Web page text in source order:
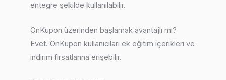
entegre şekilde kullanılabilir.
OnKupon üzerinden başlamak avantajlı mı?
Evet. OnKupon kullanıcıları ek eğitim içerikleri ve
indirim fırsatlarına erişebilir.